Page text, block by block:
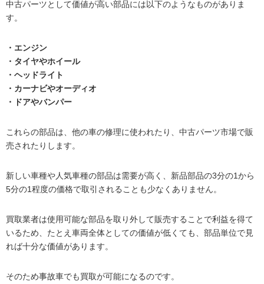
中古パーツとして価値が高い部品には以下のようなものがありま
す。
・エンジン
・タイヤやホイール
・ヘッドライト
・カーナビやオーディオ
・ドアやバンパー
これらの部品は、他の車の修理に使われたり、中古パーツ市場で販
売されたりします。
新しい車種や人気車種の部品は需要が高く、新品部品の3分の1から
5分の1程度の価格で取引されることも少なくありません。
買取業者は使用可能な部品を取り外して販売することで利益を得て
いるため、たとえ車両全体としての価値が低くても、部品単位で見
れば十分な価値があります。
そのため事故車でも買取が可能になるのです。